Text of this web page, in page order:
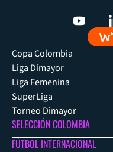
Copa Colombia
Liga Dimayor
Liga Femenina
SuperLiga
Torneo Dimayor
SELECCIÓN COLOMBIA
FÚTBOL INTERNACIONAL